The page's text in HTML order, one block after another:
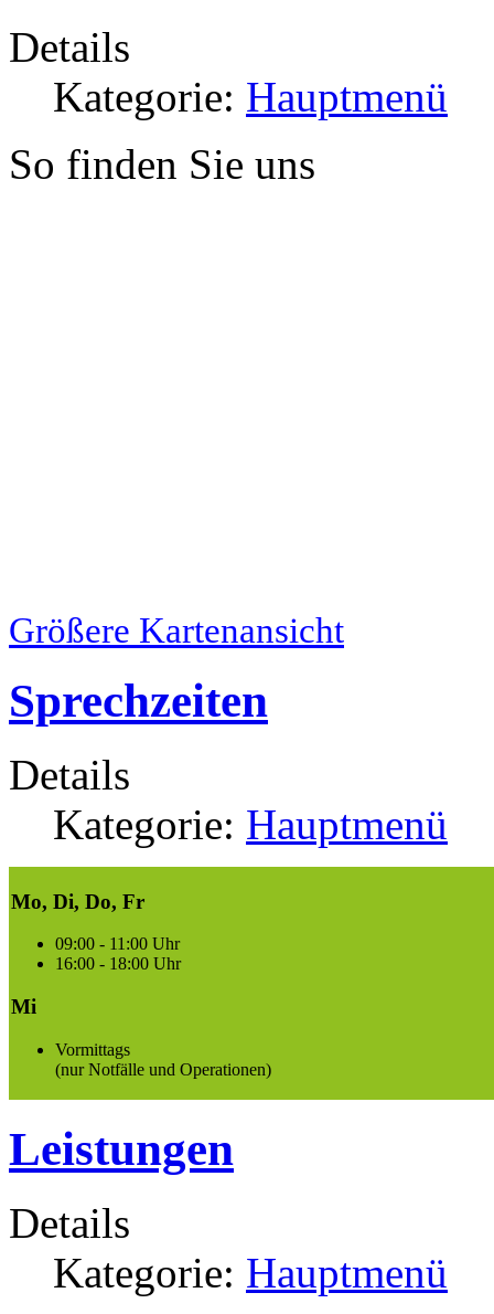
Details
Kategorie: Hauptmenü
So finden Sie uns
Größere Kartenansicht
Sprechzeiten
Details
Kategorie: Hauptmenü
Mo, Di, Do, Fr
09:00 - 11:00 Uhr
16:00 - 18:00 Uhr
Mi
Vormittags
(nur Notfälle und Operationen)
Leistungen
Details
Kategorie: Hauptmenü